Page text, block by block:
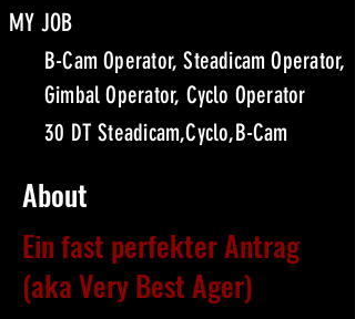
MY JOB
B-Cam Operator, Steadicam Operator,
Gimbal Operator, Cyclo Operator
30 DT Steadicam,Cyclo,B-Cam
About
Ein fast perfekter Antrag
(aka Very Best Ager)